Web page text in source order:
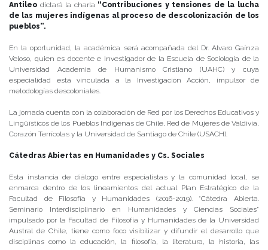
Antileo dictará la charla “Contribuciones y tensiones de la lucha
de las mujeres indígenas al proceso de descolonización de los
pueblos”.
En la oportunidad, la académica será acompañada del Dr. Alvaro Gaínza
Veloso, quien es docente e Investigador de la Escuela de Sociología de la
Universidad Academia de Humanismo Cristiano (UAHC) y cuya
especialidad está vinculada a la Investigación Acción, impulsor de
metodologías descoloniales.
La jornada cuenta con la colaboración de Red por los Derechos Educativos y
Lingüísticos de los Pueblos Indígenas de Chile, Red de Mujeres de Valdivia,
Corazón Terrícolas y la Universidad de Santiago de Chile (USACH).
Cátedras Abiertas en Humanidades y Cs. Sociales
Esta instancia de diálogo entre especialistas y la comunidad local, se
enmarca dentro de los lineamientos del actual Plan Estratégico de la
Facultad de Filosofía y Humanidades (2016-2019). “Cátedra Abierta.
Seminario Interdisciplinario en Humanidades y Ciencias Sociales”
impulsado por la Facultad de Filosofía y Humanidades de la Universidad
Austral de Chile, tiene como foco visibilizar y difundir el desarrollo que
disciplinas como la educación, la filosofía, la literatura, la historia, las